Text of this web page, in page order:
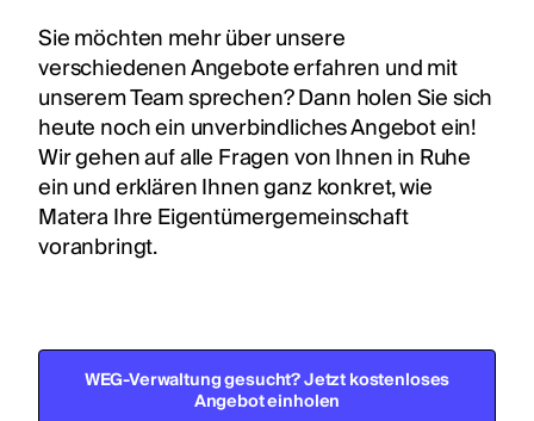
Sie möchten mehr über unsere
verschiedenen Angebote erfahren und mit
unserem Team sprechen? Dann holen Sie sich
heute noch ein unverbindliches Angebot ein!
Wir gehen auf alle Fragen von Ihnen in Ruhe
ein und erklären Ihnen ganz konkret, wie
Matera Ihre Eigentümergemeinschaft
voranbringt.
WEG-Verwaltung gesucht? Jetzt kostenloses
Angebot einholen